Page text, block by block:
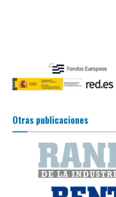
Otras publicaciones